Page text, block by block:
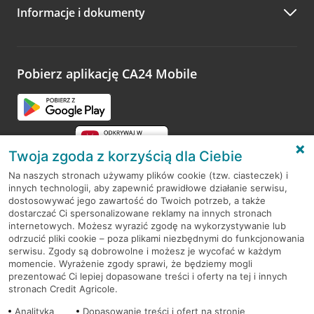
Zachęcamy do podzielenia się z nami opinią o wizycie.
opinie.
Informacje i dokumenty
Pobierz aplikację CA24 Mobile
RODO
Regulamin serwisu
Mapa serwisu
PolitykaCookies
Twoja zgoda z korzyścią dla Ciebie
Na naszych stronach używamy plików cookie (tzw. ciasteczek) i
innych technologii, aby zapewnić prawidłowe działanie serwisu,
dostosowywać jego zawartość do Twoich potrzeb, a także
dostarczać Ci spersonalizowane reklamy na innych stronach
internetowych. Możesz wyrazić zgodę na wykorzystywanie lub
odrzucić pliki cookie – poza plikami niezbędnymi do funkcjonowania
serwisu. Zgody są dobrowolne i możesz je wycofać w każdym
momencie. Wyrażenie zgody sprawi, że będziemy mogli
prezentować Ci lepiej dopasowane treści i oferty na tej i innych
stronach Credit Agricole.
Analityka
Dopasowanie treści i ofert na stronie